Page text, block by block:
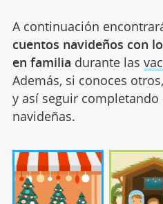
A continuación
cuentos navideños con
en familia durante las
Además, si conoces
y así seguir
navideñas.